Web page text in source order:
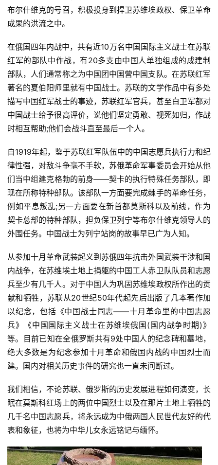
布尔什维克的号召，积极投身到捍卫苏维埃政权、保卫革命
成果的洪流之中。
在俄国四年内战中，共有近10万名中国国际主义战士在苏联
红军的部队中作战，有20多支由中国人单独组成的成建制
部队，人们通常称之为中国团中国营中国支队。在苏联红军
著名的夏伯阳师里就有中国战士。苏联的文学作品中有多处
描写中国红军战士的事迹，苏联红军官兵，甚至白卫军都对
中国战士给予很高评价，说他们坚定勇敢、视死如归，作战
时相互帮助;他们会战斗直至最后一个人。
自1919年起，鉴于苏联红军队伍中的中国志愿兵执行力和纪
律性强，对敌斗争毫不手软，苏俄革命军事委员会开始从他
们当中组建克格勃的前身——契卡的执行特殊任务部队，即
现在所称特种部队。该部队一方面要完成棘手的革命任务，
例如平息叛乱;另一方面要在新首都莫斯科以及前线，作为
契卡总部的特种部队，担负保卫列宁等布尔什维克领导人的
外围任务。中国战士为列宁站岗的故事早已广为人知。
从参加十月革命武装起义到苏俄四年抗击外国武装干涉和国
内战争，在苏维埃土地上捐躯的中国工人赤卫队队员和志愿
兵至少有几千人。对于中国人为巩固苏维埃政权所作出的贡
献和牺牲，苏联从20世纪50年代起先后出版了几本著作加
以纪念，包括《中国战士同志——十月革命里的中国志愿
兵》《中国国际主义战士在苏维埃俄国(国内战争时期)》
等。目前已知在全俄罗斯共有9处中国人的纪念碑和墓地，
绝大多数是为纪念参加十月革命和俄国内战的中国烈士而
建。国内对相关历史事件的研究也一直未间断过。
我们相信，不论苏联、俄罗斯的历史发展进程如何演变，长
眠在莫斯科红场上的两位中国烈士以及在那片土地上牺牲的
几千名中国志愿兵，将永远成为中俄两国人民世代友好的代
表和象征，也将为中华儿女永远铭记与缅怀。